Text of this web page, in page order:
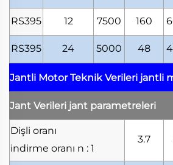
RS395 12 7500 160
RS395 24 5000 48
Jantli Motor Teknik Verileri jantli
Jant Verileri jant parametreleri
Dişli oranı
indirme oranı n : 1
3.7